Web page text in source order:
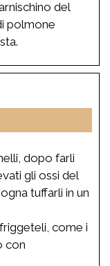
del
polmone
dopo farli
gli ossi del
tuffarli in un
come i
con